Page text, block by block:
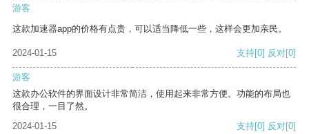
游客
这款加速器app的价格有点贵，可以适当降低一些，这样会更加亲民。
2024-01-15 支持[0] 反对[0]
游客
这款办公软件的界面设计非常简洁，使用起来非常方便。功能的布局也
很合理，一目了然。
2024-01-15
支持[0] 反对[0]